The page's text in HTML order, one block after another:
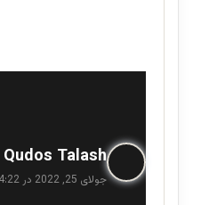
Qudos Talash
ف
جولای 25, 2022 در 4:22 ق.ظ